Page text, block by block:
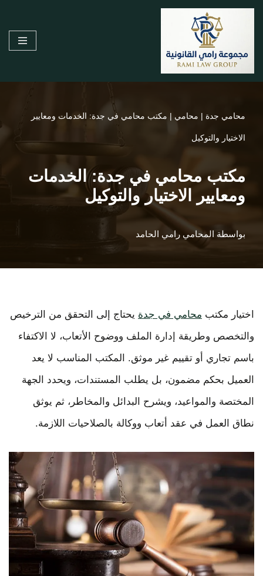
إلى
المحتوى
محامي جدة | محامي | مكتب محامي في جدة: الخدمات ومعايير
الاختيار والتوكيل
مكتب محامي في جدة: الخدمات
ومعايير الاختيار والتوكيل
بواسطة المحامي رامي الحامد
اختيار مكتب محامي في جدة يحتاج إلى التحقق من الترخيص
والتخصص وطريقة إدارة الملف ووضوح الأتعاب، لا الاكتفاء
باسم تجاري أو تقييم غير موثق. المكتب المناسب لا يعد
العميل بحكم مضمون، بل يطلب المستندات، ويحدد الجهة
المختصة والمواعيد، ويشرح البدائل والمخاطر، ثم يوثق
نطاق العمل في عقد أتعاب ووكالة بالصلاحيات اللازمة.